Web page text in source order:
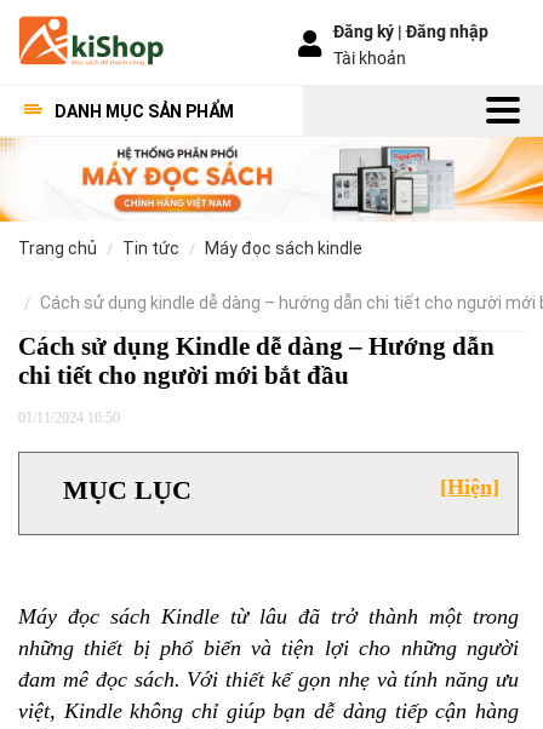
Đăng ký |Đăng nhập
Tài khoản
DANH MỤC SẢN PHẨM
trang chủ tin tức máy đọc sách kindle
cách sử dụng kindle dễ dàng – hướng dẫn chi tiết cho người mới
Cách sử dụng Kindle dễ dàng – Hướng dẫn
chi tiết cho người mới bắt đầu
01/11/2024 10:50
[Hiện]
MỤC LỤC
Máy đọc sách Kindle từ lâu đã trở thành một trong
những thiết bị phổ biến và tiện lợi cho những người
đam mê đọc sách. Với thiết kế gọn nhẹ và tính năng ưu
việt, Kindle không chỉ giúp bạn dễ dàng tiếp cận hàng